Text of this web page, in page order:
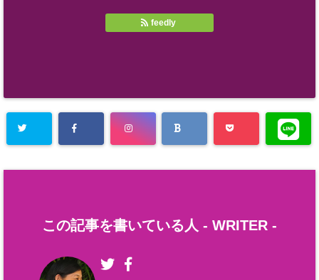
feedly
この記事を書いている人 - WRITER -